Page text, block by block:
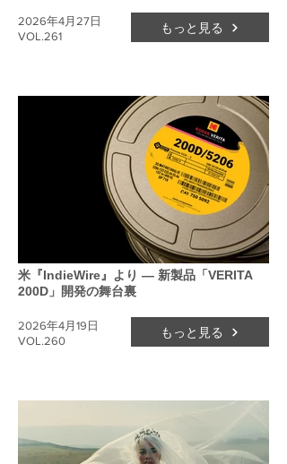
VOL.261
2026年4月27日 もっと見る
米『IndieWire』より ― 新製品「VERITA
200D」開発の舞台裏
VOL.260
2026年4月19日 もっと見る